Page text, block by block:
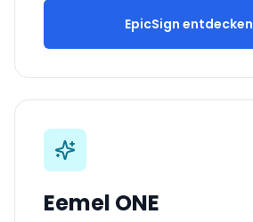
EpicSign entdecken
Eemel ONE